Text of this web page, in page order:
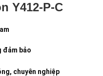
Y412-P-C
đảm bảo
chuyên nghiệp